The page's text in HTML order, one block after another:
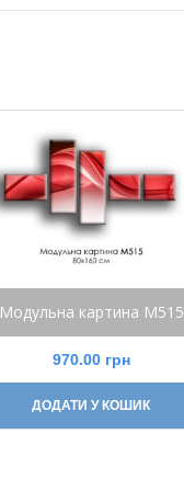
Модульна картина М515
970.00 грн
ДОДАТИ У КОШИК